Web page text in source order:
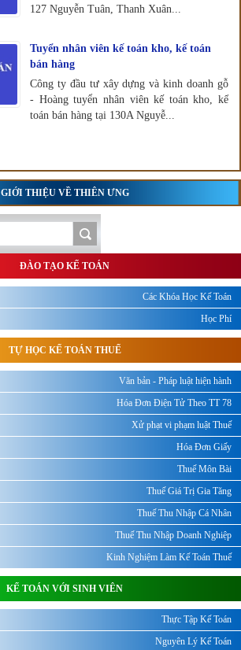
127 Nguyễn Tuân, Thanh Xuân...
Tuyển nhân viên kế toán kho, kế toán
bán hàng
Công ty đầu tư xây dựng và kinh doanh gỗ
- Hoàng tuyển nhân viên kế toán kho, kế
toán bán hàng tại 130A Nguyễ...
GIỚI THIỆU VỀ THIÊN ƯNG
ĐÀO TẠO KẾ TOÁN
Các Khóa Học Kế Toán
Học Phí
TỰ HỌC KẾ TOÁN THUẾ
Văn bản - Pháp luật hiện hành
Hóa Đơn Điện Tử Theo TT 78
Xử phạt vi phạm luật Thuế
Hóa Đơn Giấy
Thuế Môn Bài
Thuế Giá Trị Gia Tăng
Thuế Thu Nhập Cá Nhân
Thuế Thu Nhập Doanh Nghiệp
Kinh Nghiệm Làm Kế Toán Thuế
KẾ TOÁN VỚI SINH VIÊN
Thực Tập Kế Toán
Nguyên Lý Kế Toán